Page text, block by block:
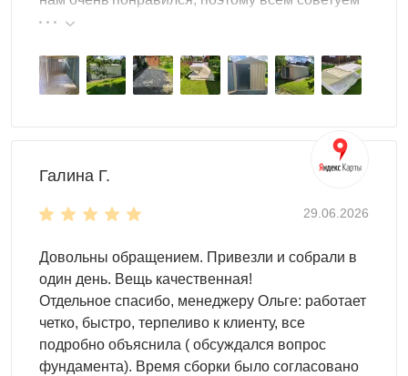
особенно прочным. Ему не страшны никакие внешние
воздействия.
Гараж для участка – это помещение, которое
используется для хранения. Что хранить внутри?
инструменты
различные материалы
дрова и т.д.
Но и это еще не все. Вы можете использоватьсистемы
, чтобы уместить в гараже еще больше вещей.
Здесь хватит места для всего!
эту фирму.
Галина Г.
29.06.2026
Довольны обращением. Привезли и собрали в
один день. Вещь качественная!
Отдельное спасибо, менеджеру Ольге: работает
четко, быстро, терпеливо к клиенту, все
подробно объяснила ( обсуждался вопрос
фундамента). Время сборки было согласовано